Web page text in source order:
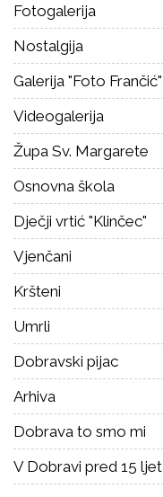
Fotogalerija
Nostalgija
Galerija "Foto Frančić"
Videogalerija
Župa Sv. Margarete
Osnovna škola
Dječji vrtić "Klinčec"
Vjenčani
Kršteni
Umrli
Dobravski pijac
Arhiva
Dobrava to smo mi
V Dobravi pred 15 ljet